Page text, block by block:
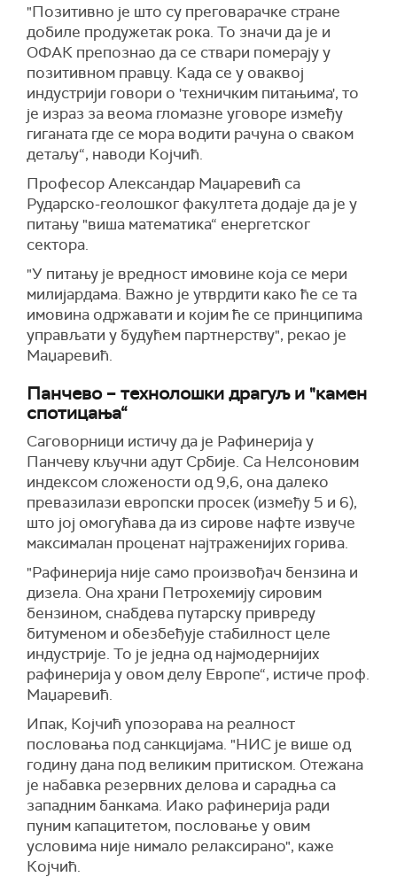
"Позитивно је што су преговарачке стране
добиле продужетак рока. То значи да је и
ОФАК препознао да се ствари померају у
позитивном правцу. Када се у оваквој
индустрији говори о 'техничким питањима', то
је израз за веома гломазне уговоре између
гиганата где се мора водити рачуна о сваком
детаљу“, наводи Којчић.
Професор Александар Маџаревић са
Рударско-геолошког факултета додаје да је у
питању "виша математика“ енергетског
сектора.
"У питању је вредност имовине која се мери
милијардама. Важно је утврдити како ће се та
имовина одржавати и којим ће се принципима
управљати у будућем партнерству", рекао је
Маџаревић.
Панчево – технолошки драгуљ и "камен
спотицања“
Саговорници истичу да је Рафинерија у
Панчеву кључни адут Србије. Са Нелсоновим
индексом сложености од 9,6, она далеко
превазилази европски просек (између 5 и 6),
што јој омогућава да из сирове нафте извуче
максималан проценат најтраженијих горива.
"Рафинерија није само произвођач бензина и
дизела. Она храни Петрохемију сировим
бензином, снабдева путарску привреду
битуменом и обезбеђује стабилност целе
индустрије. То је једна од најмодернијих
рафинерија у овом делу Европе“, истиче проф.
Маџаревић.
Ипак, Којчић упозорава на реалност
пословања под санкцијама. "НИС је више од
годину дана под великим притиском. Отежана
је набавка резервних делова и сарадња са
западним банкама. Иако рафинерија ради
пуним капацитетом, пословање у овим
условима није нимало релаксирано", каже
Којчић.